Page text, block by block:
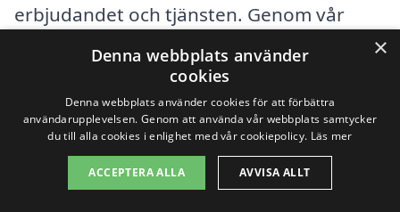
erbjudandet och tjänsten. Genom vår
plattform, xn--beskrning-pris-8hb.se, kan
du enkelt begära erbjudanden från olika
företag som är specialiserade på
beskärning i ditt område.
×
Denna webbplats använder
cookies
Denna webbplats använder cookies för att förbättra
användarupplevelsen. Genom att använda vår webbplats samtycker
du till alla cookies i enlighet med vår cookiepolicy. Läs mer
ACCEPTERA ALLA AVVISA ALLT